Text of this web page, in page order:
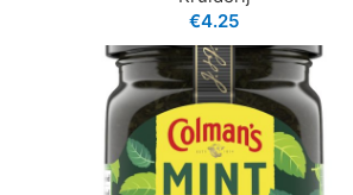
€4.25